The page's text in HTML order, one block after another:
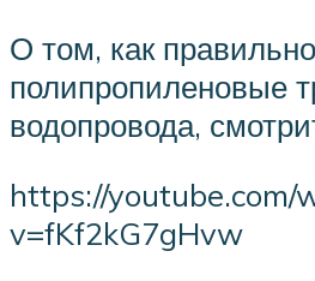
О том, как
полипропиленовые
водопровода,
https://youtube.com/
v=fKf2kG7gHvw